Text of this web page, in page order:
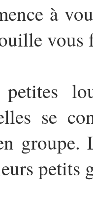
à
vous
se
groupe.
petits